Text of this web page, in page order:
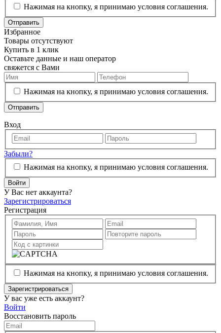
Нажимая на кнопку, я принимаю условия соглашения.
Отправить
Избранное
Товары отсутствуют
Купить в 1 клик
Оставьте данные и наш оператор
свяжется с Вами
Нажимая на кнопку, я принимаю условия соглашения.
Отправить
Вход
Забыли?
Нажимая на кнопку, я принимаю условия соглашения.
Войти
У Вас нет аккаунта?
Зарегистрироваться
Регистрация
Нажимая на кнопку, я принимаю условия соглашения.
Зарегистрироваться
У вас уже есть аккаунт?
Войти
Восстановить пароль